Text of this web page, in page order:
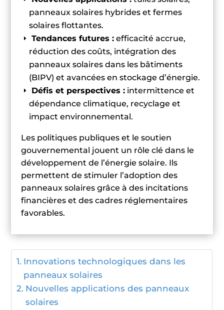
panneaux solaires hybrides et fermes
solaires flottantes.
Tendances futures : efficacité accrue,
réduction des coûts, intégration des
panneaux solaires dans les bâtiments
(BIPV) et avancées en stockage d’énergie.
Défis et perspectives : intermittence et
dépendance climatique, recyclage et
impact environnemental.
Les politiques publiques et le soutien
gouvernemental jouent un rôle clé dans le
développement de l’énergie solaire. Ils
permettent de stimuler l’adoption des
panneaux solaires grâce à des incitations
financières et des cadres réglementaires
favorables.
Innovations technologiques dans les
panneaux solaires
Nouvelles applications des panneaux
solaires